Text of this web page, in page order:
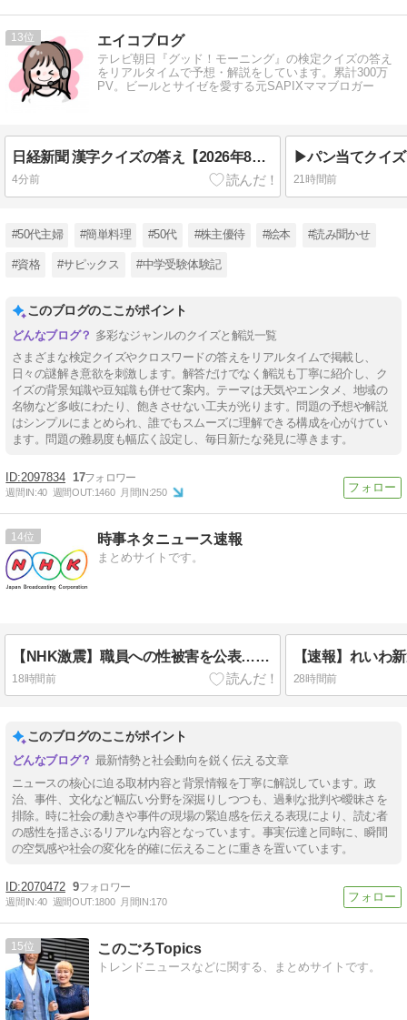
13 エイコブログ
テレビ朝日『グッド！モーニング』の検定クイズの答え
をリアルタイムで予想・解説をしています。累計300万
PV。ビールとサイゼを愛する元SAPIXママブロガー
日経新聞 漢字クイズの答え【2026年8月7日】
5分前 21時間前
#50代主婦 #簡単料理 #50代 #株主優待 #絵本 #読み聞かせ
#資格 #サピックス #中学受験体験記
このブログのここがポイント
多彩なジャンルのクイズと解説一覧
さまざまな検定クイズやクロスワードの答えをリアルタイムで掲載し、
日々の謎解き意欲を刺激します。解答だけでなく解説も丁寧に紹介し、ク
イズの背景知識や豆知識も併せて案内。テーマは天気やエンタメ、地域の
名物など多岐にわたり、飽きさせない工夫が光ります。問題の予想や解説
はシンプルにまとめられ、誰でもスムーズに理解できる構成を心がけてい
ます。問題の難易度も幅広く設定し、毎日新たな発見に導きます。
2097834 17
週間IN:40 週間OUT:1460 月間IN:250
14 時事ネタニュース速報
まとめサイトです。
【NHK激震】職員への性被害を公表…番組出演者Xは事実上の「出禁」か 正体巡り憶測広がる
18時間前 28時間前
このブログのここがポイント
最新情勢と社会動向を鋭く伝える文章
ニュースの核心に迫る取材内容と背景情報を丁寧に解説しています。政
治、事件、文化など幅広い分野を深掘りしつつも、過剰な批判や曖昧さを
排除。時に社会の動きや事件の現場の緊迫感を伝える表現により、読む者
の感性を揺さぶるリアルな内容となっています。事実伝達と同時に、瞬間
の空気感や社会の変化を的確に伝えることに重きを置いています。
2070472 9
週間IN:40 週間OUT:1800 月間IN:170
15 このごろTopics
トレンドニュースなどに関する、まとめサイトです。